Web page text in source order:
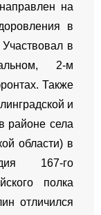
на
в
в
2-м
Также
и
районе села
области) в
167-го
полка
отличился